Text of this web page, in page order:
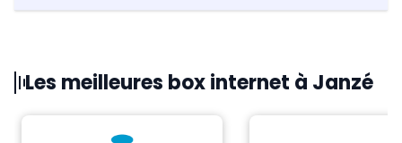
Les meilleures box internet à Janzé